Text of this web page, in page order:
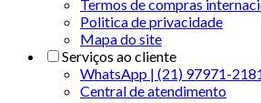
Termos de compras
Politica de privacidade
Mapa do site
Serviços ao cliente
WhatsApp | (21) 97971-
Central de atendimento